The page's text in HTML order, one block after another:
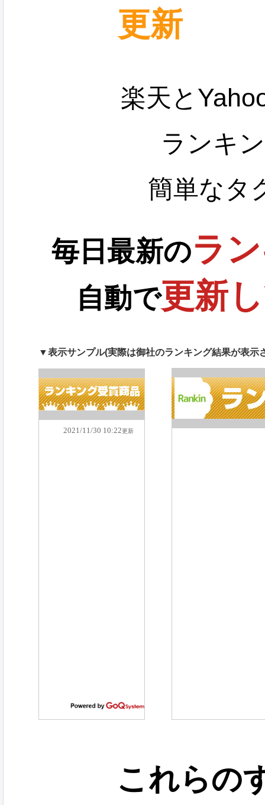
更新
楽天と
ランキ
簡単なタ
毎日最新のラ
自動で更新
▼表示サンプル(実際は御社のランキング結果が表示
これらの